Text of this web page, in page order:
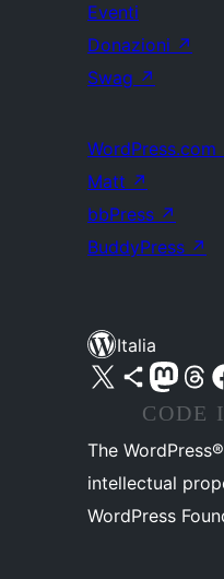
Eventi
Donazioni ↗
Swag ↗
WordPress.com
Matt ↗
bbPress ↗
BuddyPress ↗
Italia
Visita il nostro account X (ex Twitter)
Visita il nostro account Bluesky
Visita il nostro
Visita il
CODE
The
intellectual
WordPress